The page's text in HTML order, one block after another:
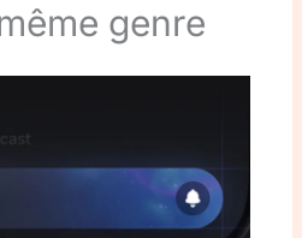
genre